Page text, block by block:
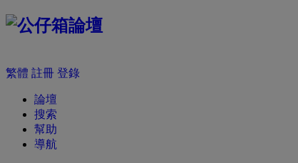
繁體 註冊 登錄
論壇
搜索
幫助
導航